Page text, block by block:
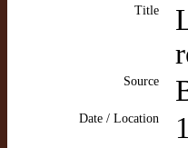
Title
Source
Date / Location